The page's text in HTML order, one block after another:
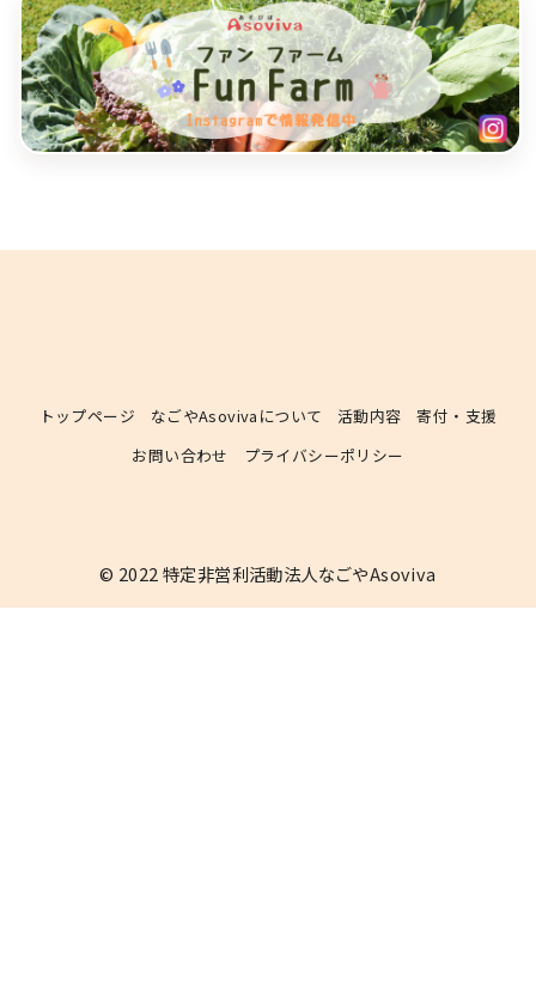
トップページ なごやAsovivaについて 活動内容
寄付・支援
お問い合わせ
プライバシーポリシー
© 2022特定非営利活動法人なごやAsoviva